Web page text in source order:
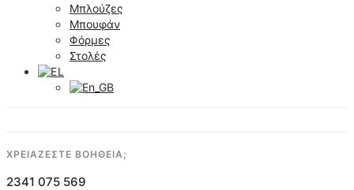
Μπλούζες
Μπουφάν
Φόρμες
Στολές
ΧΡΕΙΑΖΕΣΤΕ ΒΟΗΘΕΙΑ;
2341 075 569